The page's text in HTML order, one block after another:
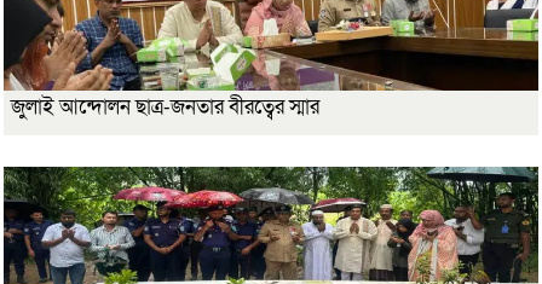
জুলাই আন্দোলন ছাত্র-জনতার বীরত্বের স্মার